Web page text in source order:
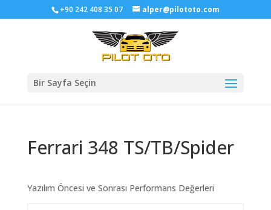
+90 242 408 35 07 alper@pilototo.com
Bir Sayfa Seçin
Ferrari 348 TS/TB/Spider
Yazılım Öncesi ve Sonrası Performans Değerleri